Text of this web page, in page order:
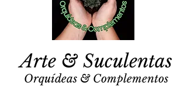
Arte & Suculentas
Orquídeas & Complementos